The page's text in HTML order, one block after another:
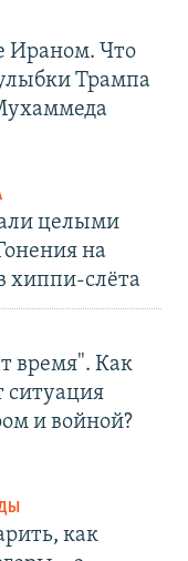
Ираном. Что
Трампа
целыми
на
хиппи-слёта
время". Как
ситуация
и войной?
как